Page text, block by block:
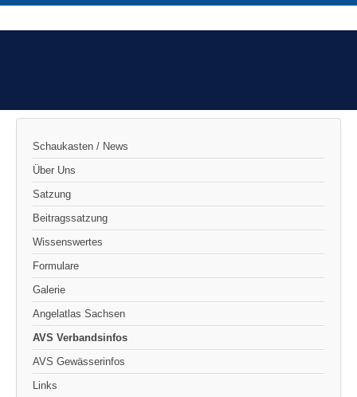
Schaukasten / News
Über Uns
Satzung
Beitragssatzung
Wissenswertes
Formulare
Galerie
Angelatlas Sachsen
AVS Verbandsinfos
AVS Gewässerinfos
Links